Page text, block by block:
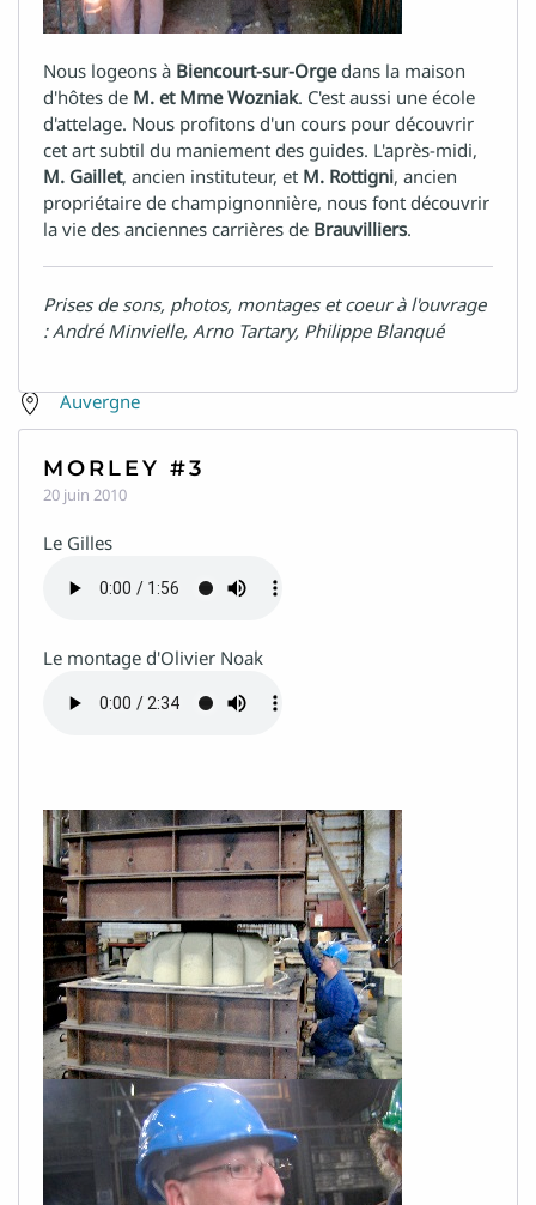
Alsace
Auvergne
COM
DOM
Languedoc-Roussillon
Nord-Pas-De-Calais
Pays-de-la-Loire
Picardie
Poitou-Charentes
Provence-Alpes-Côtes-d'Azur
Rhône-Alpes
Points de voix d'ici et l'art...
D'autres voix à suivre
Nous logeons à Biencourt-sur-Orgedans la maison
d'hôtes de M. et Mme Wozniak. C'est aussi une école
d'attelage. Nous profitons d'un cours pour découvrir
cet art subtil du maniement des guides. L'après-midi,
M. Gaillet, ancien instituteur, et M. Rottigni, ancien
propriétaire de champignonnière, nous font découvrir
la vie des anciennes carrières de Brauvilliers.
Prises de sons, photos, montages et coeur à l'ouvrage
: André Minvielle, Arno Tartary, Philippe Blanqué
MORLEY #3
20 juin 2010
Le Gilles
Le montage d'Olivier Noak